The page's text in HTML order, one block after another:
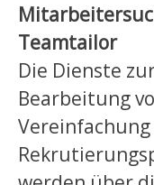
Teamtailor
Die Dienste
Bearbeitung
Vereinfachung